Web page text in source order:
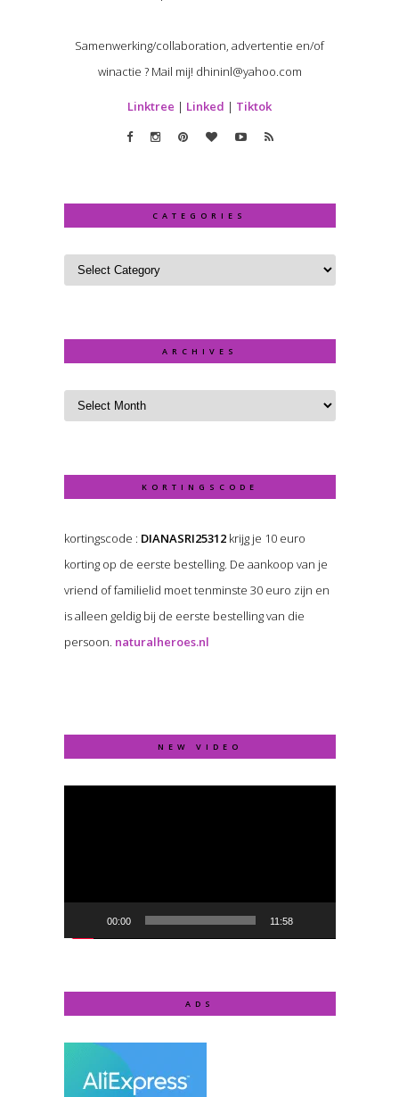
Samenwerking/collaboration, advertentie en/of
winactie ? Mail mij! dhininl@yahoo.com
Linktree | Linked | Tiktok
CATEGORIES
ARCHIVES
KORTINGSCODE
kortingscode : DIANASRI25312krijg je 10 euro
korting op de eerste bestelling. De aankoop van je
vriend of familielid moet tenminste 30 euro zijn en
is alleen geldig bij de eerste bestelling van die
persoon. naturalheroes.nl
NEW VIDEO
Video
00:00 11:58
ADS